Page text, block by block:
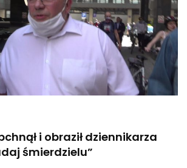
i obraził dziennikarza
śmierdzielu”